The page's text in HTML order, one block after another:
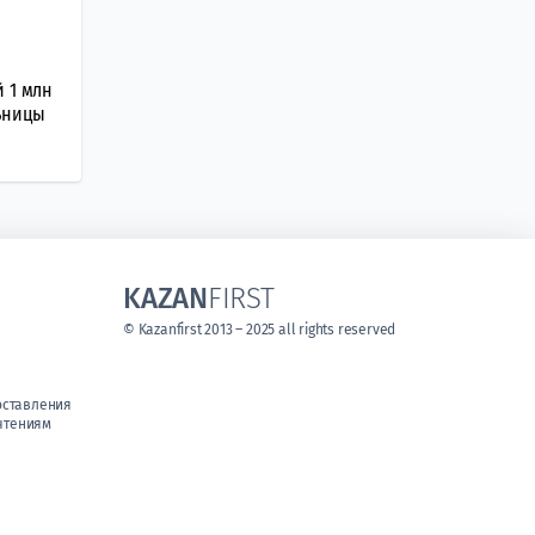
1 млн
KAZANFIRST
© Kazanfirst 2013 – 2025 all rights reserved